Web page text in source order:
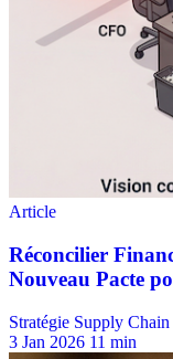
Stratégie Supply Chain
3 Jan 2026 11 min